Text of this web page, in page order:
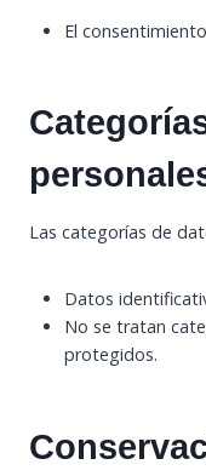
El
Las categorías de
Datos
No se tratan
protegidos.